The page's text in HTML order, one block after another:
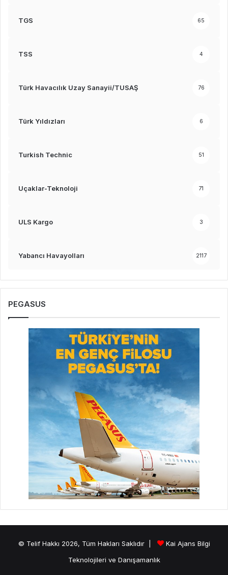
TGS 65
TSS 4
Türk Havacılık Uzay Sanayii/TUSAŞ 76
Türk Yıldızları 6
Turkish Technic 51
Uçaklar-Teknoloji 71
ULS Kargo 3
Yabancı Havayolları 2117
PEGASUS
© Telif Hakkı 2026, Tüm Hakları Saklıdır |
Kai Ajans Bilgi
Teknolojileri ve Danışamanlık